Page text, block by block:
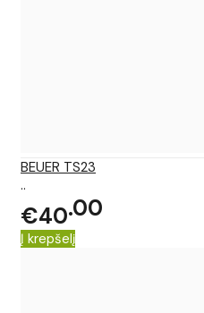
BEUER TS23
..
€40 00
Į krepšelį